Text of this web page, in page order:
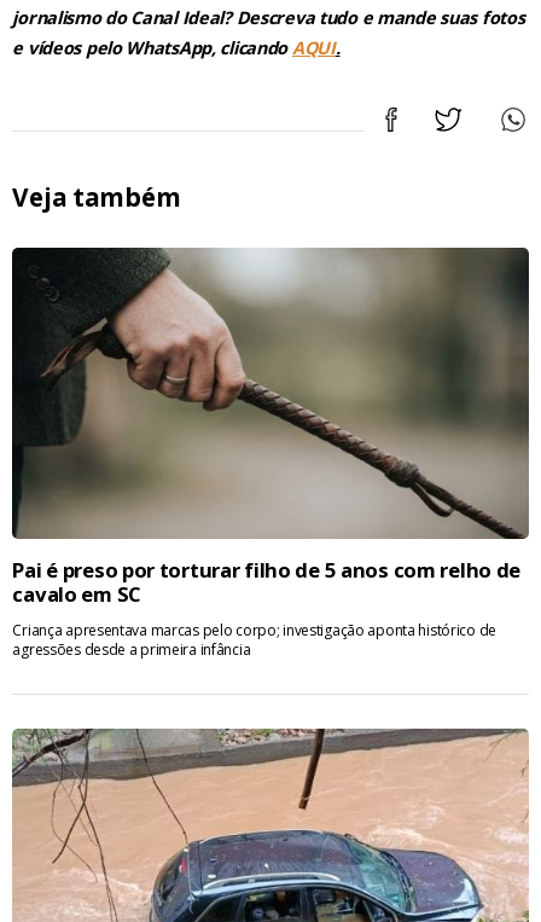
jornalismo do Canal Ideal? Descreva tudo e mande suas fotos
e vídeos pelo WhatsApp, clicandoAQUI.
Veja também
Pai é preso por torturar filho de 5 anos com relho de
cavalo em SC
Criança apresentava marcas pelo corpo; investigação aponta histórico de
agressões desde a primeira infância